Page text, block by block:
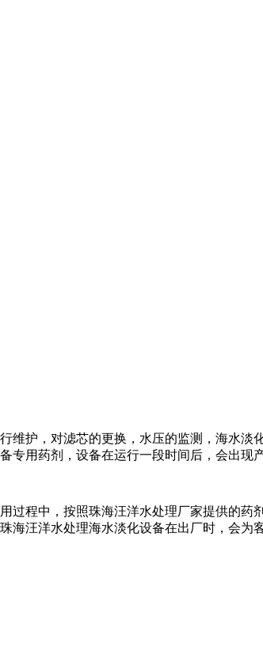
维护，对滤芯的更换，水压的监测，海水
用药剂，设备在运行一段时间后，会出现
过程中，按照珠海汪洋水处理厂家提供的药
珠海汪洋水处理海水淡化设备在出厂时，会为